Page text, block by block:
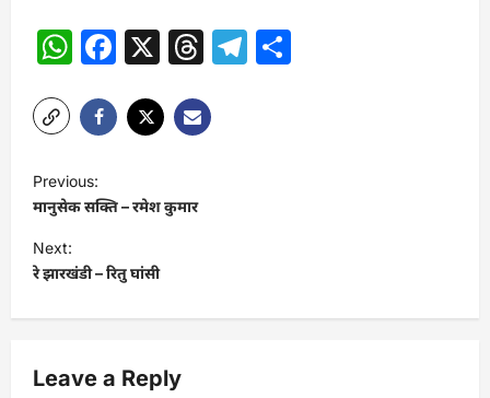
WhatsApp
Facebook
X Threads
Telegram
o
s
t
v
Previous:
मानुसेक सक्ति – रमेश कुमार
Next:
रे झारखंडी – रितु घांसी
Leave a Reply